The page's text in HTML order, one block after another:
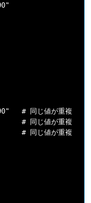
# 同じ値が重複
# 同じ値が重複
# 同じ値が重複